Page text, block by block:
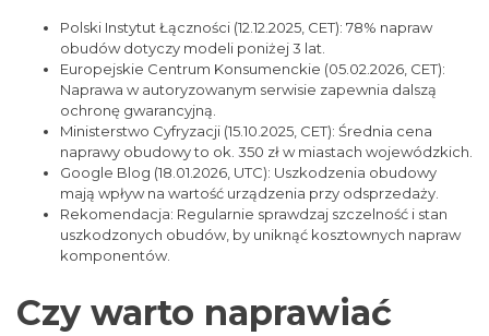
Polski Instytut Łączności (12.12.2025, CET): 78% napraw
obudów dotyczy modeli poniżej 3 lat.
Europejskie Centrum Konsumenckie (05.02.2026, CET):
Naprawa w autoryzowanym serwisie zapewnia dalszą
ochronę gwarancyjną.
Ministerstwo Cyfryzacji (15.10.2025, CET): Średnia cena
naprawy obudowy to ok. 350 zł w miastach wojewódzkich.
Google Blog (18.01.2026, UTC): Uszkodzenia obudowy
mają wpływ na wartość urządzenia przy odsprzedaży.
Rekomendacja: Regularnie sprawdzaj szczelność i stan
uszkodzonych obudów, by uniknąć kosztownych napraw
komponentów.
Czy warto naprawiać